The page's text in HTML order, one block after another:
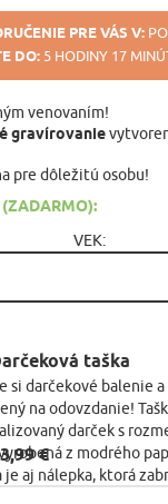
PRE VÁS V:
DO: 5 HODINY 17
venovaním!
gravírovanie
pre dôležitú osobu!
(ZADARMO):
VEK:
taška
si darčekové balenie
na odovzdanie!
darček s
z modrého
je aj nálepka, ktorá
€